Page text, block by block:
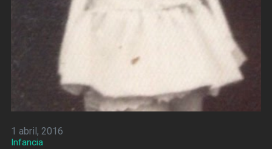
1 abril, 2016
Infancia